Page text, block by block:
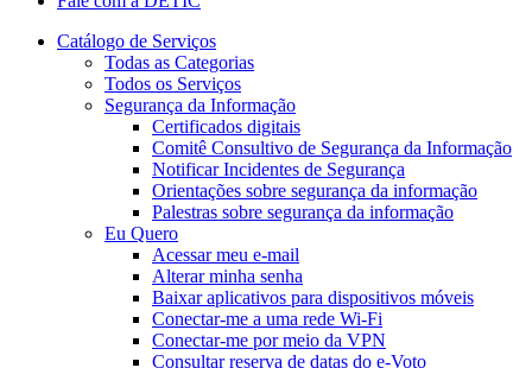
Catálogo de Serviços
Todas as Categorias
Todos os Serviços
Segurança da Informação
Certificados digitais
Comitê Consultivo de Segurança da Informação
Notificar Incidentes de Segurança
Orientações sobre segurança da informação
Palestras sobre segurança da informação
Eu Quero
Acessar meu e-mail
Alterar minha senha
Baixar aplicativos para dispositivos móveis
Conectar-me a uma rede Wi-Fi
Conectar-me por meio da VPN
Consultar reserva de datas do e-Voto